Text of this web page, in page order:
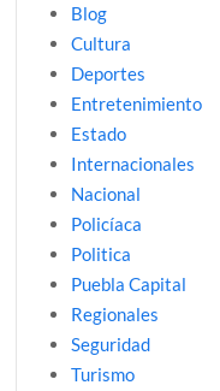
Blog
Cultura
Deportes
Entretenimiento
Estado
Internacionales
Nacional
Policíaca
Politica
Puebla Capital
Regionales
Seguridad
Turismo